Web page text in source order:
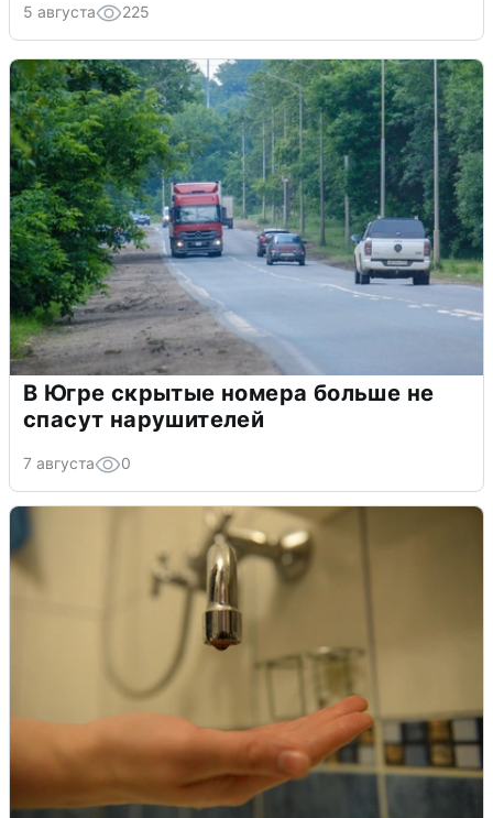
5 августа 225
В Югре скрытые номера больше не
спасут нарушителей
7 августа 0